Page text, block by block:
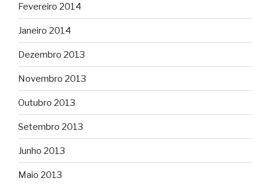
Fevereiro 2014
Janeiro 2014
Dezembro 2013
Novembro 2013
Outubro 2013
Setembro 2013
Junho 2013
Maio 2013